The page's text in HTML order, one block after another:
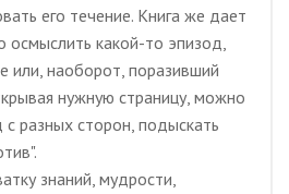
его течение. Книга же дает
осмыслить какой-то эпизод,
или, наоборот, поразивший
нужную страницу, можно
разных сторон, подыскать
знаний, мудрости,